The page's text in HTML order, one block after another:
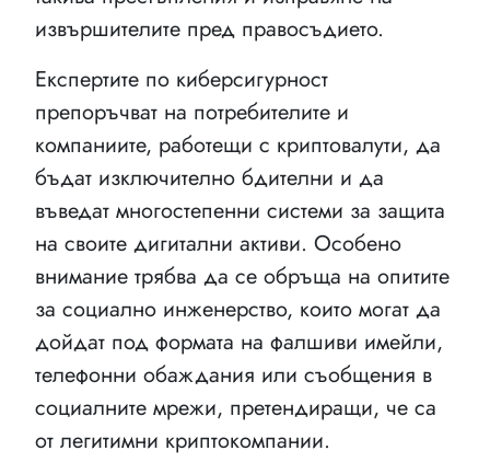
извършителите пред правосъдието.
Експертите по киберсигурност
препоръчват на потребителите и
компаниите, работещи с криптовалути, да
бъдат изключително бдителни и да
въведат многостепенни системи за защита
на своите дигитални активи. Особено
внимание трябва да се обръща на опитите
за социално инженерство, които могат да
дойдат под формата на фалшиви имейли,
телефонни обаждания или съобщения в
социалните мрежи, претендиращи, че са
от легитимни криптокомпании.